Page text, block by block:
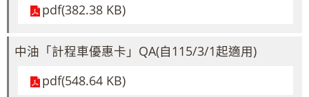
pdf(382.38 KB)
中油「計程車優惠卡」QA(自115/3/1起適用)
pdf(548.64 KB)